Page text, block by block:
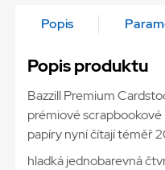
Popis
Popis produktu
Bazzill Premium
prémiové
papíry nyní čítají téměř
hladká jednobarevná